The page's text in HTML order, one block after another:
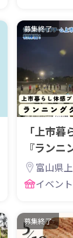
募集終了
「上市
『ラン
富山県
イベン
募集終了